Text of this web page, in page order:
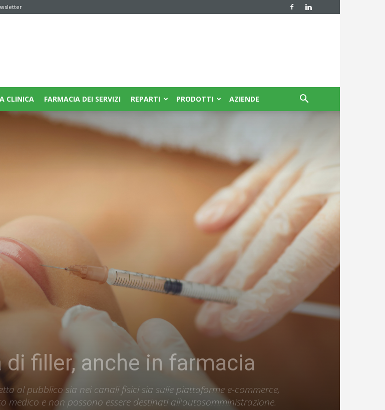
CLINICA FARMACIA DEI SERVIZI REPARTI PRODOTTI AZIENDE
filler, anche in farmacia
al pubblico sia nei canali fisici sia sulle piattaforme e-commerce,
e non possono essere destinati all'autosomministrazione.